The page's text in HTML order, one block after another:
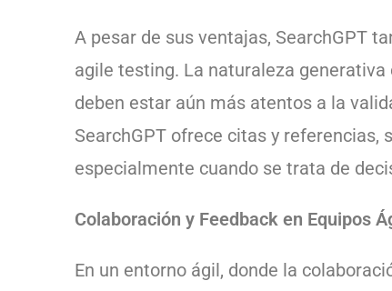
A pesar de sus ventajas, SearchGPT
agile testing. La naturaleza
deben estar aún más atentos a la
SearchGPT ofrece citas y
especialmente cuando se trata de
Colaboración y Feedback en Equipos
En un entorno ágil, donde la